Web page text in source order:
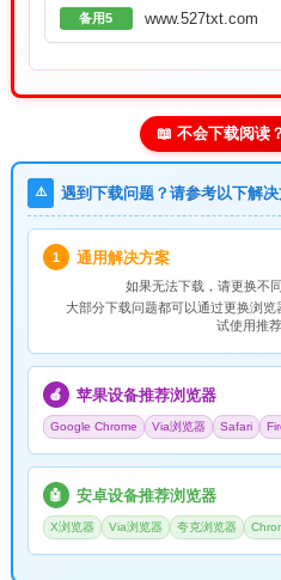
备用5 www.527txt.com
📖 不会下载阅读
⚠️ 遇到下载问题？请参考以下解
1 通用解决方案
如果无法下载，请更换不
大部分下载问题都可以通过更换浏
试使用推
🍎 苹果设备推荐浏览器
Google Chrome Via浏览器 Safari
🤖 安卓设备推荐浏览器
X浏览器 Via浏览器 夸克浏览器